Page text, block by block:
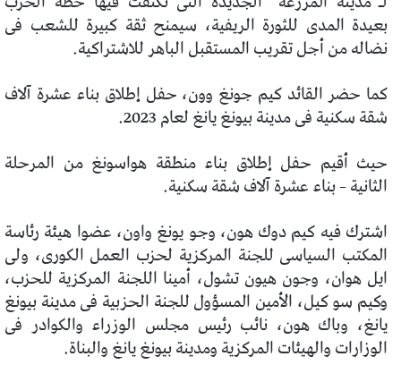
بعيدة المدى للثورة الريفية، سيمنح ثقة كبيرة للشعب فى
نضاله من أجل تقريب المستقبل الباهر للاشتراكية.
كما حضر القائد كيم جونغ وون، حفل إطلاق بناء عشرة آلاف
شقة سكنية فى مدينة بيونغ يانغ لعام 2023.
حيث أقيم حفل إطلاق بناء منطقة هواسونغ من المرحلة
الثانية – بناء عشرة آلاف شقة سكنية.
اشترك فيه كيم دوك هون، وجو يونغ واون، عضوا هيئة رئاسة
المكتب السياسى للجنة المركزية لحزب العمل الكورى، ولى
ايل هوان، وجون هيون تشول، أمينا اللجنة المركزية للحزب،
وكيم سو كيل، الأمين المسؤول للجنة الحزبية فى مدينة بيونغ
يانغ، وباك هون، نائب رئيس مجلس الوزراء والكوادر فى
الوزارات والهيئات المركزية ومدينة بيونغ يانغ والبناة.